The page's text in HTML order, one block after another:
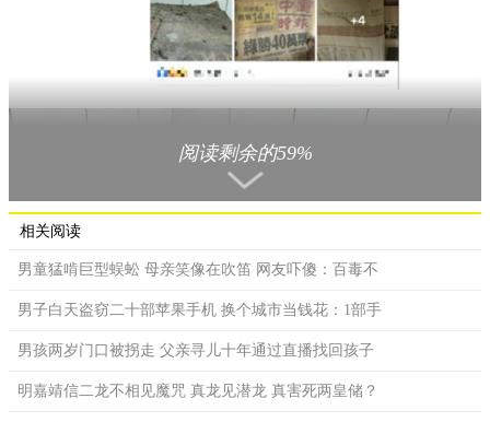
阅读剩余的59%
相关阅读
男童猛啃巨型蜈蚣 母亲笑像在吹笛 网友吓傻：百毒不
男子白天盗窃二十部苹果手机 换个城市当钱花：1部手
男孩两岁门口被拐走 父亲寻儿十年通过直播找回孩子
明嘉靖信二龙不相见魔咒 真龙见潜龙 真害死两皇储？